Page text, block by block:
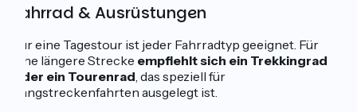
Fahrrad & Ausrüstungen
Für eine Tagestour ist jeder Fahrradtyp geeignet. Für
eine längere Strecke empfiehlt sich ein Trekkingrad
oder ein Tourenrad, das speziell für
Langstreckenfahrten ausgelegt ist.